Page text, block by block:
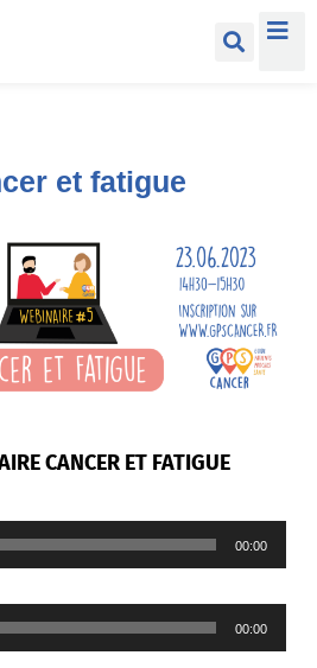
et fatigue
CANCER ET FATIGUE
00:00
00:00